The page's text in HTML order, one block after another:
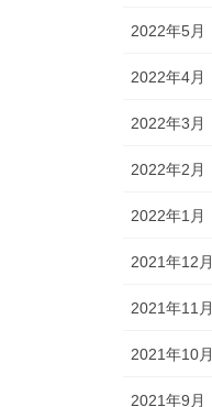
2022年5月
2022年4月
2022年3月
2022年2月
2022年1月
2021年12月
2021年11月
2021年10月
2021年9月